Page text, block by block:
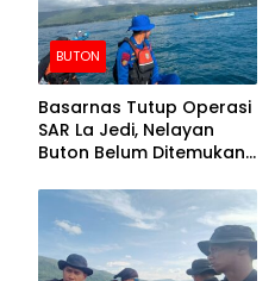
BUTON
Basarnas Tutup Operasi
SAR La Jedi, Nelayan
Buton Belum Ditemukan